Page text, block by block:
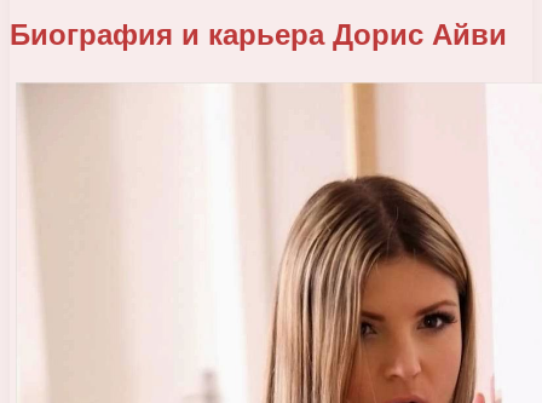
Биография и карьера Дорис Айви